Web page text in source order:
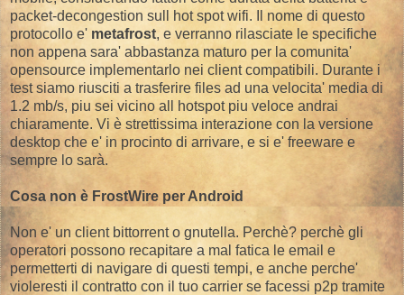
packet-decongestion sull hot spot wifi. Il nome di questo
protocollo e' metafrost, e verranno rilasciate le specifiche
non appena sara' abbastanza maturo per la comunita'
opensource implementarlo nei client compatibili. Durante i
test siamo riusciti a trasferire files ad una velocita' media di
1.2 mb/s, piu sei vicino all hotspot piu veloce andrai
chiaramente. Vi è strettissima interazione con la versione
desktop che e' in procinto di arrivare, e si e' freeware e
sempre lo sarà.
Cosa non è FrostWire per Android
Non e' un client bittorrent o gnutella. Perchè? perchè gli
operatori possono recapitare a mal fatica le email e
permetterti di navigare di questi tempi, e anche perche'
violeresti il contratto con il tuo carrier se facessi p2p tramite